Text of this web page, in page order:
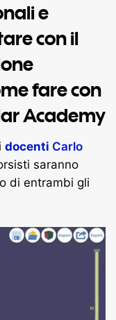
e
con il
fare con
Academy
docenti Carlo
saranno
di entrambi gli